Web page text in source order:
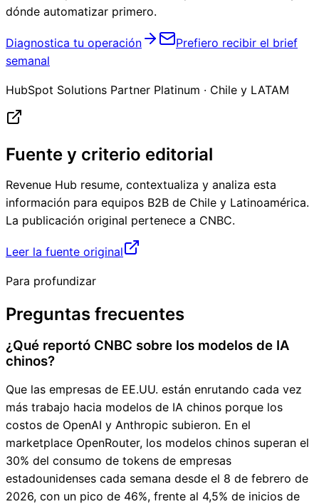
dónde automatizar primero.
Diagnostica tu operación
Prefiero recibir el brief
semanal
HubSpot Solutions Partner Platinum · Chile y LATAM
Fuente y criterio editorial
Revenue Hub resume, contextualiza y analiza esta
información para equipos B2B de Chile y Latinoamérica.
La publicación original pertenece a CNBC.
Leer la fuente original
Para profundizar
Preguntas frecuentes
¿Qué reportó CNBC sobre los modelos de IA
chinos?
Que las empresas de EE.UU. están enrutando cada vez
más trabajo hacia modelos de IA chinos porque los
costos de OpenAI y Anthropic subieron. En el
marketplace OpenRouter, los modelos chinos superan el
30% del consumo de tokens de empresas
estadounidenses cada semana desde el 8 de febrero de
2026, con un pico de 46%, frente al 4,5% de inicios de